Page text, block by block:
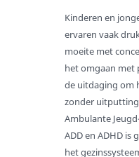
Kinderen en
ervaren vaak
moeite met
het omgaan met
de uitdaging om
zonder
Ambulante
ADD en ADHD is
het
Ondersteuning
Bij de eerste
Bij opvoeding
Bij